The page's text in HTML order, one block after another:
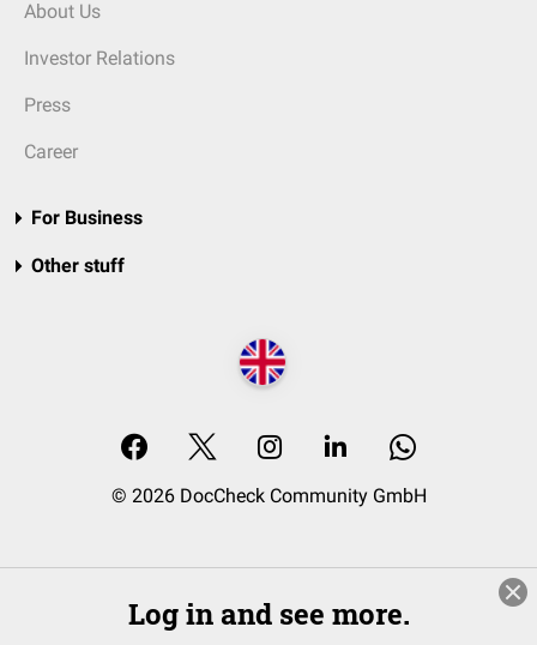
About Us
Investor Relations
Press
Career
For Business
Other stuff
© 2026 DocCheck Community GmbH
Log in and see more.